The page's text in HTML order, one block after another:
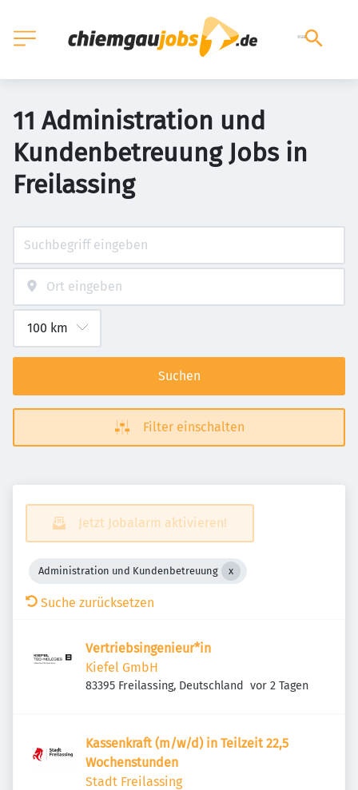
11 Administration und
Kundenbetreuung Jobs in
Freilassing
Suchen
Filter einschalten
Jetzt Jobalarm aktivieren!
Administration und Kundenbetreuung
Suche zurücksetzen
Vertriebsingenieur*in
Kiefel GmbH
83395 Freilassing, Deutschland Veröffentlicht
vor 2 Tagen
Kassenkraft (m/w/d) in Teilzeit 22,5
Wochenstunden
Stadt Freilassing